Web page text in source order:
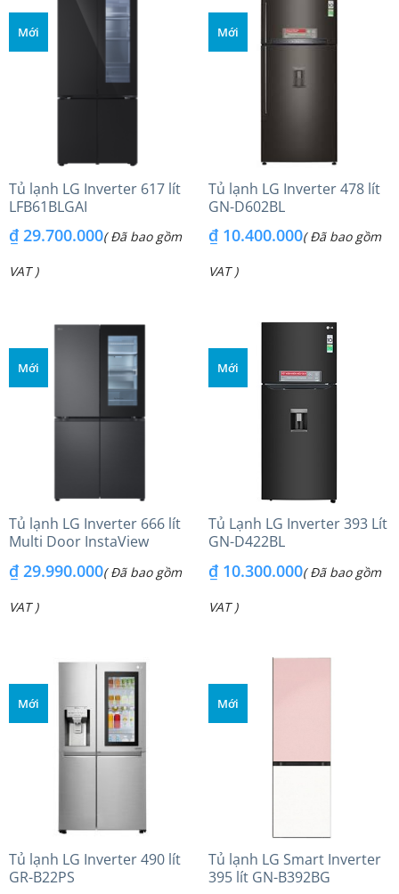
Mới
Tủ lạnh LG Inverter 617 lít
LFB61BLGAI
₫29.700.000( Đã bao gồm
VAT )
Mới
Tủ lạnh LG Inverter 478 lít
GN-D602BL
₫10.400.000( Đã bao gồm
VAT )
Mới
Tủ lạnh LG Inverter 666 lít
Multi Door InstaView
₫29.990.000( Đã bao gồm
VAT )
Mới
Tủ Lạnh LG Inverter 393 Lít
GN-D422BL
₫10.300.000( Đã bao gồm
VAT )
Mới
Tủ lạnh LG Inverter 490 lít
GR-B22PS
Mới
Tủ lạnh LG Smart Inverter
395 lít GN-B392BG